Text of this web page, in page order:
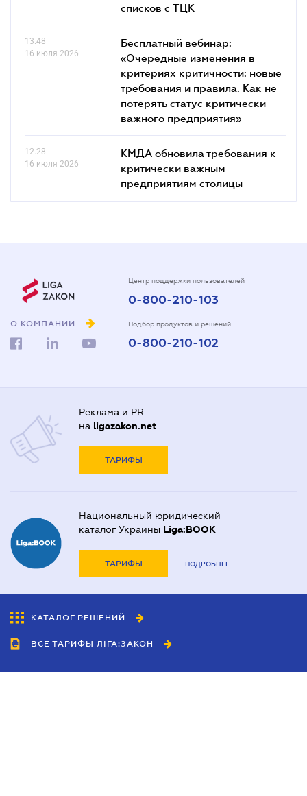
списков c ТЦК
13.48
16 июля 2026
Бесплатный вебинар:
«Очередные изменения в
критериях критичности: новые
требования и правила. Как не
потерять статус критически
важного предприятия»
12.28
16 июля 2026
КМДА обновила требования к
критически важным
предприятиям столицы
О КОМПАНИИ
Центр поддержки пользователей
0-800-210-103
Подбор продуктов и решений
0-800-210-102
Реклама и PR
на ligazakon.net
ТАРИФЫ
Национальный юридический
каталог Украины Liga:BOOK
ТАРИФЫ ПОДРОБНЕЕ
КАТАЛОГ РЕШЕНИЙ
ВСЕ ТАРИФЫ ЛІГА:ЗАКОН